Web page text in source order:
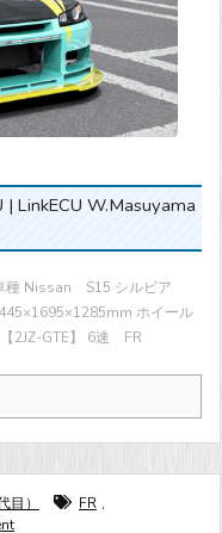
LinkECU W.Masuyama
種 Nissan S15 シルビア
ホイール
【2JZ-GTE】 6速 FR
目） FR ,